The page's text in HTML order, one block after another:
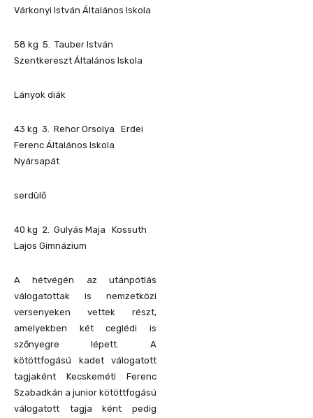
Várkonyi István Általános Iskola
58 kg 5. Tauber István
Szentkereszt Általános Iskola
Lányok diák
43 kg 3. Rehor Orsolya Erdei
Ferenc Általános Iskola
Nyársapát
serdülő
40 kg 2. Gulyás Maja Kossuth
Lajos Gimnázium
A hétvégén az utánpótlás
válogatottak is nemzetközi
versenyeken vettek részt,
amelyekben két ceglédi is
szőnyegre lépett. A
kötöttfogású kadet válogatott
tagjaként Kecskeméti Ferenc
Szabadkán a junior kötöttfogású
válogatott tagja ként pedig